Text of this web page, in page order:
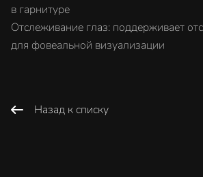
в гарнитуре
Отслеживание глаз: поддерживает
для фовеальной визуализации
Назад к списку